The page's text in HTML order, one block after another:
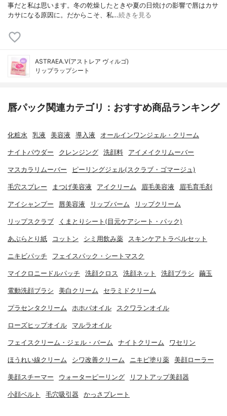
事だと私は思います。冬の乾燥したときや夏の日焼けの影響で唇はカサ
カサになる原因に。だからこそ、私…続きを見る
ASTRAEA.V(アストレア ヴィルゴ)
リップラップシート
唇パック関連カテゴリ：おすすめ商品ランキング
化粧水 乳液 美容液 導入液 オールインワンジェル・クリーム
ナイトパウダー クレンジング 洗顔料 アイメイクリムーバー
マスカラリムーバー ピーリングジェル(スクラブ・ゴマージュ)
毛穴スプレー まつげ美容液 アイクリーム 眉毛美容液 眉毛育毛剤
アイシャンプー 唇美容液 リップバーム リップクリーム
リップスクラブ くまとりシート(目元ケアシート・パック)
あぶらとり紙 コットン シミ用飲み薬 スキンケアトラベルセット
ニキビパッチ フェイスパック・シートマスク
マイクロニードルパッチ 洗顔クロス 洗顔ネット 洗顔ブラシ 繭玉
電動洗顔ブラシ 美白クリーム セラミドクリーム
プラセンタクリーム ホホバオイル スクワランオイル
ローズヒップオイル マルラオイル
フェイスクリーム・ジェル・バーム ナイトクリーム ワセリン
ほうれい線クリーム シワ改善クリーム ニキビ塗り薬 美顔ローラー
美顔スチーマー ウォーターピーリング リフトアップ美顔器
小顔ベルト 毛穴吸引器 かっさプレート